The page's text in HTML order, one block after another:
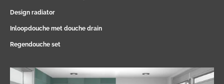
Design radiator
Inloopdouche met douche drain
Regendouche set